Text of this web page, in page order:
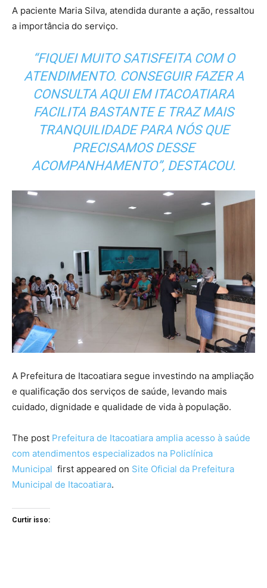
A paciente Maria Silva, atendida durante a ação, ressaltou
a importância do serviço.
“FIQUEI MUITO SATISFEITA COM O
ATENDIMENTO. CONSEGUIR FAZER A
CONSULTA AQUI EM ITACOATIARA
FACILITA BASTANTE E TRAZ MAIS
TRANQUILIDADE PARA NÓS QUE
PRECISAMOS DESSE
ACOMPANHAMENTO”, DESTACOU.
A Prefeitura de Itacoatiara segue investindo na ampliação
e qualificação dos serviços de saúde, levando mais
cuidado, dignidade e qualidade de vida à população.
The post Prefeitura de Itacoatiara amplia acesso à saúde
com atendimentos especializados na Policlínica
Municipal first appeared on Site Oficial da Prefeitura
Municipal de Itacoatiara.
Curtir isso: